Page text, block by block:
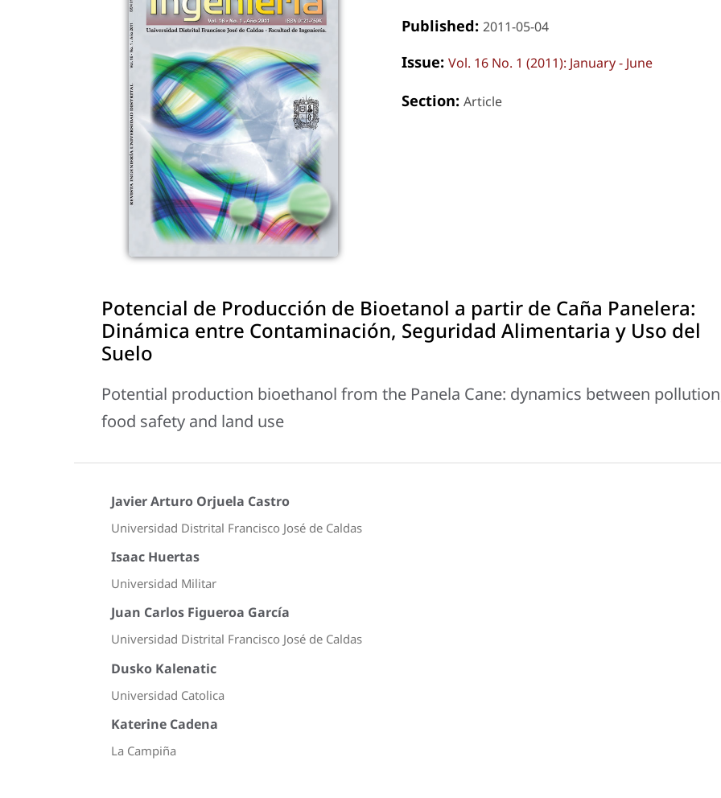
Published: 2011-05-04
Issue: Vol. 16 No. 1 (2011): January - June
Section: Article
Potencial de Producción de Bioetanol a partir de Caña Panelera:
Dinámica entre Contaminación, Seguridad Alimentaria y Uso del
Suelo
Potential production bioethanol from the Panela Cane: dynamics between
food safety and land use
Javier Arturo Orjuela Castro
Universidad Distrital Francisco José de Caldas
Isaac Huertas
Universidad Militar
Juan Carlos Figueroa García
Universidad Distrital Francisco José de Caldas
Dusko Kalenatic
Universidad Catolica
Katerine Cadena
La Campiña